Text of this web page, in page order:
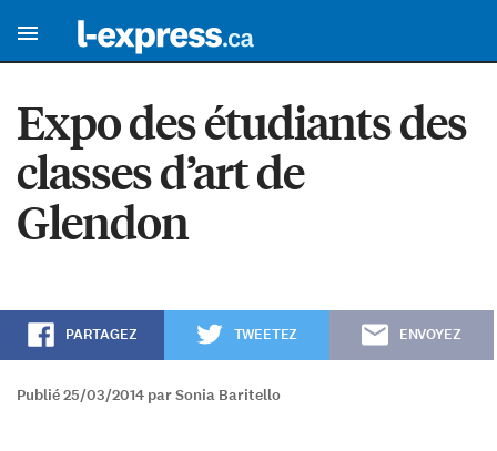
Expo des étudiants des
classes d’art de
Glendon
PARTAGEZ TWEETEZ ENVOYEZ
Publié 25/03/2014 par Sonia Baritello